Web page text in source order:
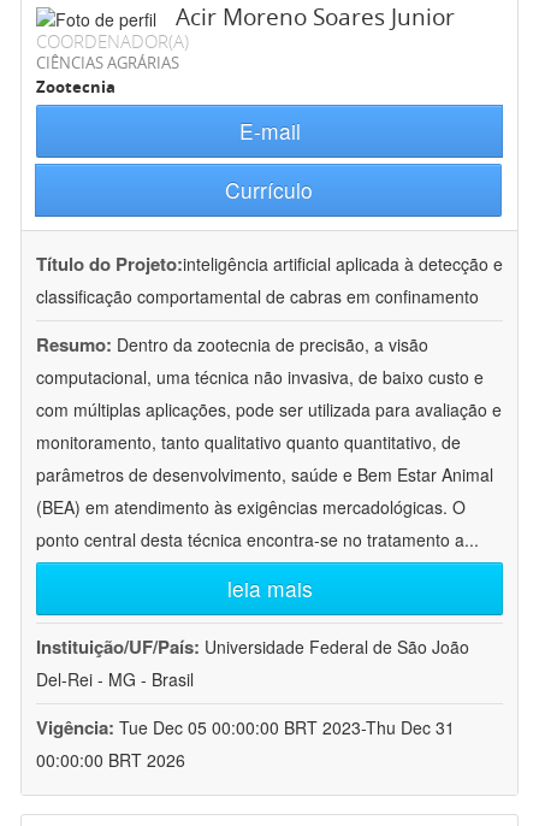
Acir Moreno Soares Junior
COORDENADOR(A)
CIÊNCIAS AGRÁRIAS
Zootecnia
E-mail
Currículo
Título do Projeto:inteligência artificial aplicada à detecção e
classificação comportamental de cabras em confinamento
Resumo: Dentro da zootecnia de precisão, a visão
computacional, uma técnica não invasiva, de baixo custo e
com múltiplas aplicações, pode ser utilizada para avaliação e
monitoramento, tanto qualitativo quanto quantitativo, de
parâmetros de desenvolvimento, saúde e Bem Estar Animal
(BEA) em atendimento às exigências mercadológicas. O
ponto central desta técnica encontra-se no tratamento a...
leia mais
Instituição/UF/País: Universidade Federal de São João
Del-Rei - MG - Brasil
Vigência: Tue Dec 05 00:00:00 BRT 2023-Thu Dec 31
00:00:00 BRT 2026